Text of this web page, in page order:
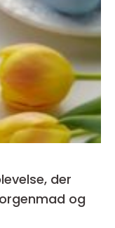
der
og